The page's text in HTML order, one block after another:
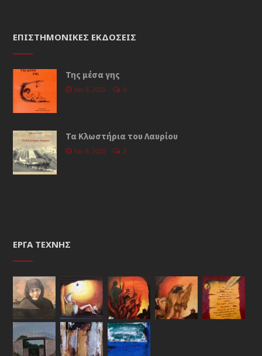
ΕΠΙΣΤΗΜΟΝΙΚΈΣ ΕΚΔΌΣΕΙΣ
Της μέσα γης
Ιαν 9, 2025 0
Τα Κλωστήρια του Λαυρίου
Ιαν 9, 2025 0
ΈΡΓΑ ΤΈΧΝΗΣ